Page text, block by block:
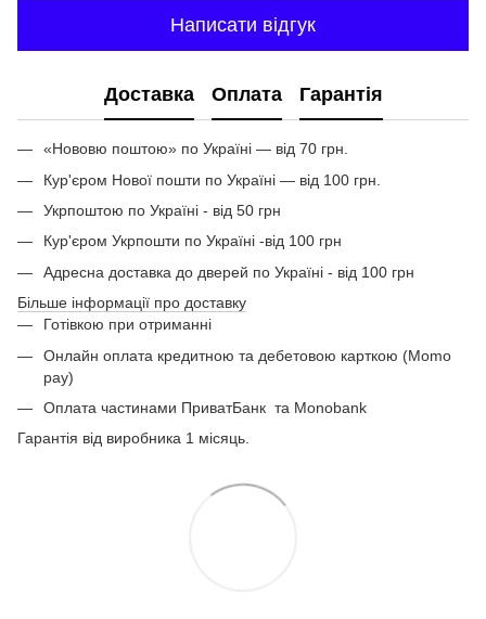
Написати відгук
Доставка Оплата Гарантія
«Нововю поштою» по Україні — від 70 грн.
Кур'єром Нової пошти по Україні — від 100 грн.
Укрпоштою по Україні - від 50 грн
Кур'єром Укрпошти по Україні -від 100 грн
Адресна доставка до дверей по Україні - від 100 грн
Більше інформації про доставку
Готівкою при отриманні
Онлайн оплата кредитною та дебетовою карткою (Momo
pay)
Оплата частинами ПриватБанк та Monobank
Гарантія від виробника 1 місяць.